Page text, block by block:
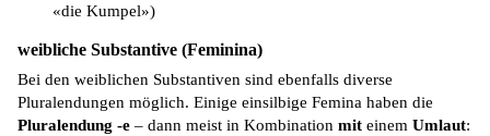
«die Kumpel»)
weibliche Substantive (Feminina)
Bei den weiblichen Substantiven sind ebenfalls diverse
Pluralendungen möglich. Einige einsilbigeFemina haben die
Pluralendung -e – dann meist in Kombinationmit einemUmlaut: